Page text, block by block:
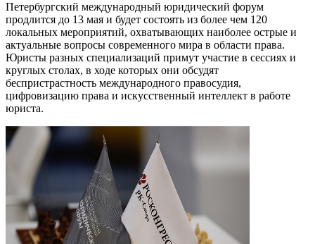
Петербургский международный юридический форум
продлится до 13 мая и будет состоять из более чем 120
локальных мероприятий, охватывающих наиболее острые и
актуальные вопросы современного мира в области права.
Юристы разных специализаций примут участие в сессиях и
круглых столах, в ходе которых они обсудят
беспристрастность международного правосудия,
цифровизацию права и искусственный интеллект в работе
юриста.